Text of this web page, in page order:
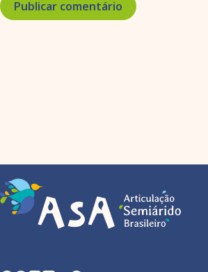
Publicar comentário